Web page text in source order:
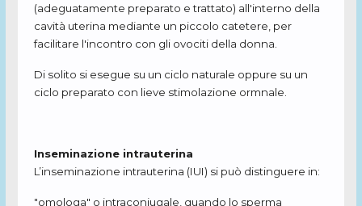
(adeguatamente preparato e trattato) all'interno della
cavità uterina mediante un piccolo catetere, per
facilitare l'incontro con gli ovociti della donna.
Di solito si esegue su un ciclo naturale oppure su un
ciclo preparato con lieve stimolazione ormnale.
Inseminazione intrauterina
L’inseminazione intrauterina (IUI) si può distinguere in:
"omologa" o intraconiugale, quando lo sperma